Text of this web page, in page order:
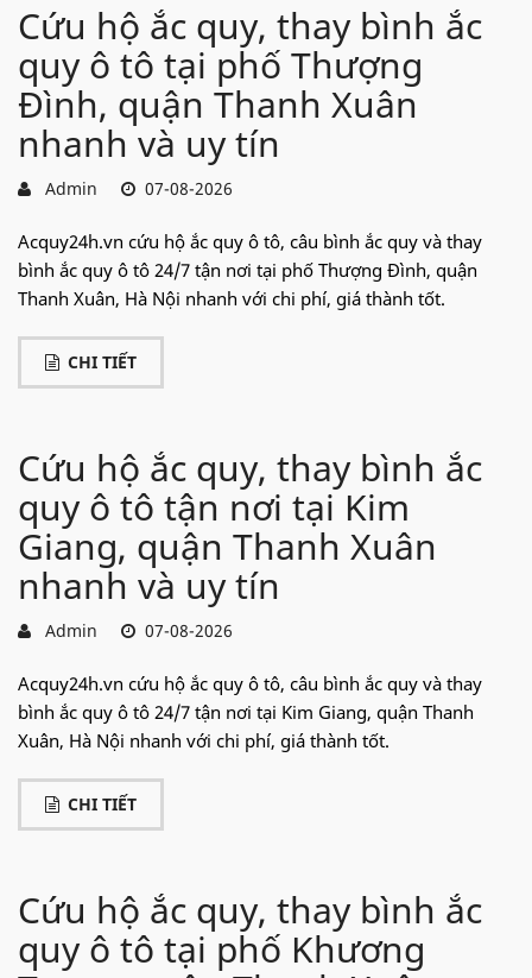
Cứu hộ ắc quy, thay bình ắc
quy ô tô tại phố Thượng
Đình, quận Thanh Xuân
nhanh và uy tín
Admin 07-08-2026
Acquy24h.vn cứu hộ ắc quy ô tô, câu bình ắc quy và thay
bình ắc quy ô tô 24/7 tận nơi tại phố Thượng Đình, quận
Thanh Xuân, Hà Nội nhanh với chi phí, giá thành tốt.
CHI TIẾT
Cứu hộ ắc quy, thay bình ắc
quy ô tô tận nơi tại Kim
Giang, quận Thanh Xuân
nhanh và uy tín
Admin 07-08-2026
Acquy24h.vn cứu hộ ắc quy ô tô, câu bình ắc quy và thay
bình ắc quy ô tô 24/7 tận nơi tại Kim Giang, quận Thanh
Xuân, Hà Nội nhanh với chi phí, giá thành tốt.
CHI TIẾT
Cứu hộ ắc quy, thay bình ắc
quy ô tô tại phố Khương